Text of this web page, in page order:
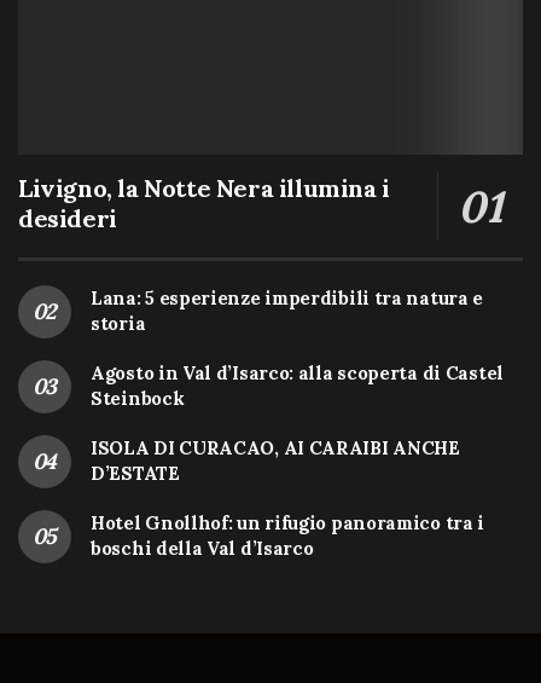
Livigno, la Notte Nera illumina i
desideri
Lana: 5 esperienze imperdibili tra natura e
storia
Agosto in Val d’Isarco: alla scoperta di Castel
Steinbock
ISOLA DI CURACAO, AI CARAIBI ANCHE
D’ESTATE
Hotel Gnollhof: un rifugio panoramico tra i
boschi della Val d’Isarco